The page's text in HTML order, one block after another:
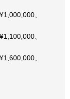
、
、
、